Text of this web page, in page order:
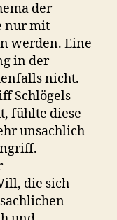
der
nur mit
werden. Eine
in der
nicht.
Schlögels
fühlte diese
unsachlich
die sich